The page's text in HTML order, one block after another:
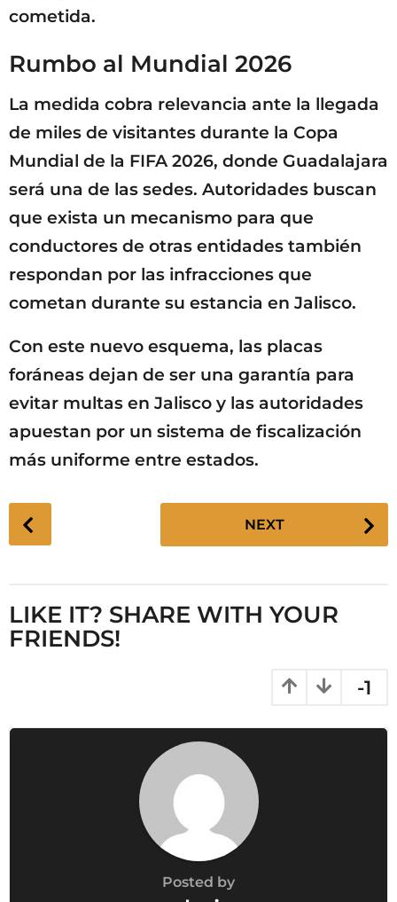
cometida.
Rumbo al Mundial 2026
La medida cobra relevancia ante la llegada
de miles de visitantes durante la Copa
Mundial de la FIFA 2026, donde Guadalajara
será una de las sedes. Autoridades buscan
que exista un mecanismo para que
conductores de otras entidades también
respondan por las infracciones que
cometan durante su estancia en Jalisco.
Con este nuevo esquema, las placas
foráneas dejan de ser una garantía para
evitar multas en Jalisco y las autoridades
apuestan por un sistema de fiscalización
más uniforme entre estados.
o
P
a
a
NEXT
LIKE IT? SHARE WITH YOUR
FRIENDS!
-1
Posted by